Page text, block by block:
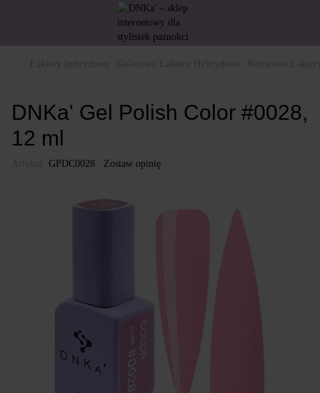
DNKa' Gel Polish Color #0028,
12 ml
GPDC0028 Zostaw opinię